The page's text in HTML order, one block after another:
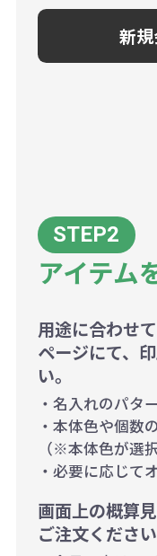
新規
アイテム
用途に合わせ
ページにて、
い。
・名入れのパタ
・本体色や個数
（※本体色が選
・必要に応じて
画面上の概算
ご注文ください